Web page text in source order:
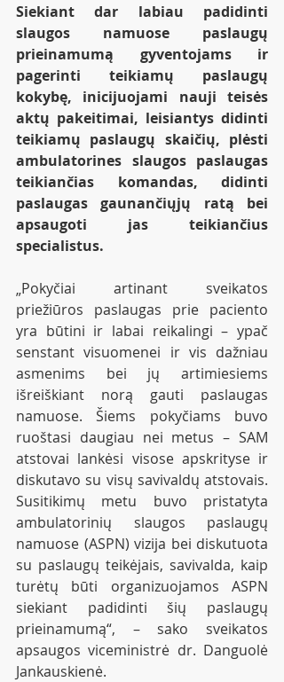
Siekiant dar labiau padidinti
slaugos namuose paslaugų
prieinamumą gyventojams ir
pagerinti teikiamų paslaugų
kokybę, inicijuojami nauji teisės
aktų pakeitimai, leisiantys didinti
teikiamų paslaugų skaičių, plėsti
ambulatorines slaugos paslaugas
teikiančias komandas, didinti
paslaugas gaunančiųjų ratą bei
apsaugoti jas teikiančius
specialistus.
„Pokyčiai artinant sveikatos
priežiūros paslaugas prie paciento
yra būtini ir labai reikalingi – ypač
senstant visuomenei ir vis dažniau
asmenims bei jų artimiesiems
išreiškiant norą gauti paslaugas
namuose. Šiems pokyčiams buvo
ruoštasi daugiau nei metus – SAM
atstovai lankėsi visose apskrityse ir
diskutavo su visų savivaldų atstovais.
Susitikimų metu buvo pristatyta
ambulatorinių slaugos paslaugų
namuose (ASPN) vizija bei diskutuota
su paslaugų teikėjais, savivalda, kaip
turėtų būti organizuojamos ASPN
siekiant padidinti šių paslaugų
prieinamumą“, – sako sveikatos
apsaugos viceministrė dr. Danguolė
Jankauskienė.